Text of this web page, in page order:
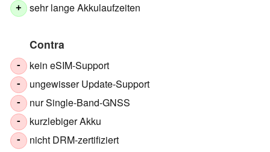
+ sehr lange Akkulaufzeiten
Contra
- kein eSIM-Support
- ungewisser Update-Support
- nur Single-Band-GNSS
- kurzlebiger Akku
- nicht DRM-zertifiziert